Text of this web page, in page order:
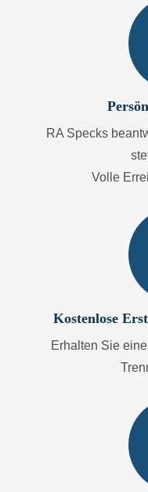
RA Specks
Volle
Kostenlose
Erhalten Sie